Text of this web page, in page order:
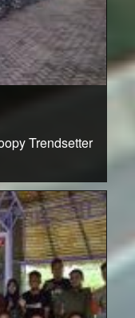
Trendsetter